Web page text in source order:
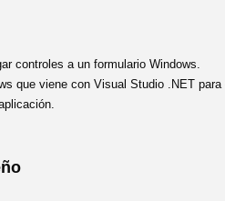
controles a un formulario Windows.
que viene con Visual Studio .NET